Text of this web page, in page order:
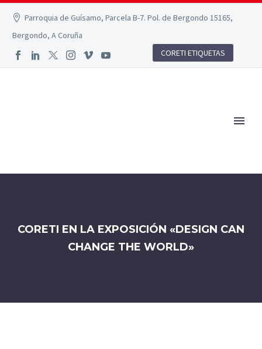
Parroquia de Guísamo, Parcela B-7. Pol. de Bergondo 15165,
Bergondo, A Coruña
CORETI ETIQUETAS
CORETI EN LA EXPOSICIÓN «DESIGN CAN
CHANGE THE WORLD»